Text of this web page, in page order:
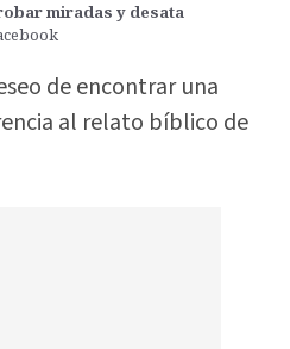
miradas y desata
de encontrar una
al relato bíblico de